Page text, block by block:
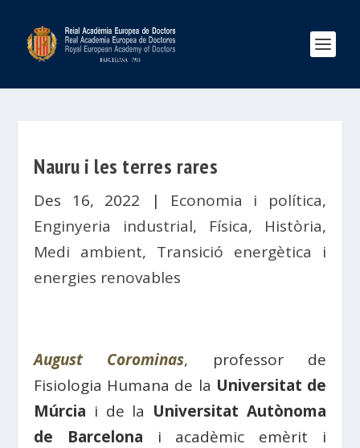
Nauru i les terres rares
Des 16, 2022 | Economia i política,
Enginyeria industrial, Física, Història,
Medi ambient, Transició energètica i
energies renovables
August Corominas, professor de
Fisiologia Humana de la Universitat de
Múrcia i de la Universitat Autònoma
de Barcelona i acadèmic emèrit i